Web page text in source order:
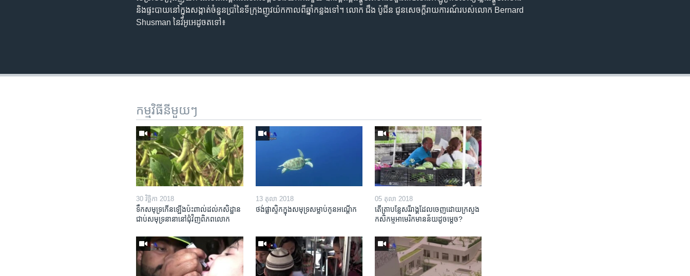
និង​ផ្ទះបាយ​នៅ​ក្នុង​សង្កាត់​ចំនួន​ប្រាំ​នៃ​ទីក្រុង​ញូវយ៉ក​កាលពី​ឆ្នាំ​កន្លង​ទៅ។ លោក ជឹង ប៉ូជីន ជូន​សេចក្តី​រាយការណ៍​របស់​លោក Bernard
Shusman នៃ​វីអូអេ​ដូច​តទៅ៖
កម្មវិធី​នីមួយៗ
30 វិច្ឆិកា 2018
ទឹក​សមុទ្រ​កើន​ឡើង​ប៉ះពាល់​ដល់​កសិដ្ឋាន​
ជាប់​សមុទ្រ​នានា​នៅ​ជុំវិញ​ពិភពលោក
13 តុលា 2018
ថង់​ផ្លាស្ទិក​​ក្នុង​សមុទ្រ​សម្លាប់​កូន​អណ្តើក
05 តុលា 2018
តើ​ត្រា​បន្លែ​សរីរាង្គ​ដែល​ចេញ​ដោយ​ក្រសួង​
កសិកម្ម​អាមេរិក​មាន​ន័យ​ដូចម្តេច?